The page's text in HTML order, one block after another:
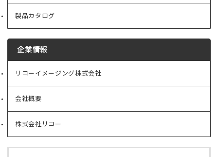
製品カタログ
企業情報
リコーイメージング株式会社
（新
タ
ブ
で
開
く）
会社概要
（新
タ
ブ
で
株式会社リコー
（新